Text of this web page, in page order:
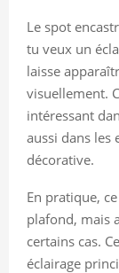
Le spot
tu veux un
laisse
visuellement.
intéressant
aussi dans les
décorative.
En pratique,
plafond, mais
certains cas.
éclairage